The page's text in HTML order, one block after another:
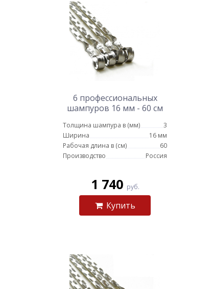
6 профессиональных
шампуров 16 мм - 60 см
Толщина шампура в (мм)
3
Ширина
16 мм
Рабочая длина в (см)
60
Производство
Россия
1 740 руб.
Купить